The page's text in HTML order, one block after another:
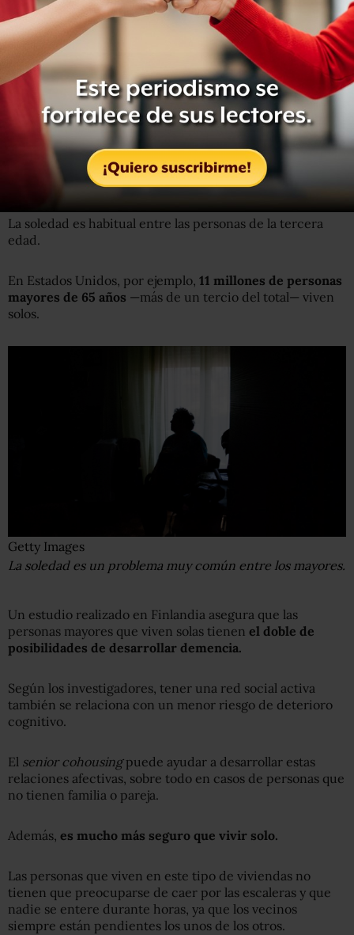
¿Quién no quiere vivir rodeado de amigos?
Beneficios
Además de ser mucho más divertido que las opciones
tradicionales, elcohousingtambiénes bueno para la
salud.
Numerosos estudios han relacionado la soledad con la
muerte prematura y con problemas de salud como
presión arterial elevada y un peor rendimiento cognitivo.
La soledad es habitual entre las personas de la tercera
edad.
En Estados Unidos, por ejemplo, 11 millones de personas
mayores de 65 años —más de un tercio del total— viven
solos.
Getty Images
La soledad es un problema muy común entre los mayores.
Un estudio realizado en Finlandia asegura que las
personas mayores que viven solas tienen el doble de
posibilidades de desarrollar demencia.
Según los investigadores, tener una red social activa
también se relaciona con un menor riesgo de deterioro
cognitivo.
El senior cohousingpuede ayudar a desarrollar estas
relaciones afectivas, sobre todo en casos de personas que
no tienen familia o pareja.
Además, es mucho más seguro que vivir solo.
Las personas que viven en este tipo de viviendas no
tienen que preocuparse de caer por las escaleras y que
nadie se entere durante horas, ya que los vecinos
siempre están pendientes los unos de los otros.